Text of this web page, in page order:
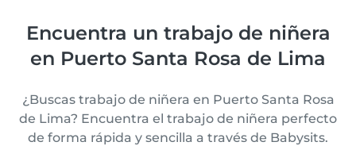
Encuentra un trabajo de niñera
en Puerto Santa Rosa de Lima
¿Buscas trabajo de niñera en Puerto Santa Rosa
de Lima? Encuentra el trabajo de niñera perfecto
de forma rápida y sencilla a través de Babysits.